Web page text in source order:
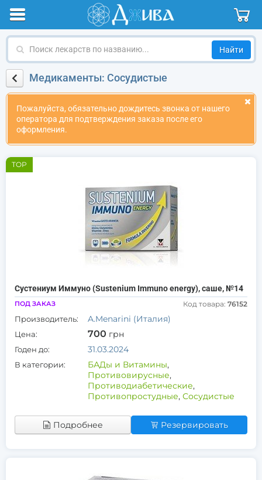
Поиск
по
названиюМедикаменты: Сосудистые
Пожалуйста, обязательно дождитесь звонка от нашего
оператора для подтверждения заказа после его
оформления.
TOP
Сустениум Иммуно (Sustenium Immuno energy), саше, №14
ПОД ЗАКАЗ Код товара: 76152
Производитель: A.Menarini (Италия)
Цена: 700 грн
Годен до: 31.03.2024
В категории: БАДы и Витамины,
Противовирусные,
Противодиабетические,
Противопростудные, Сосудистые
Подробнее Резервировать